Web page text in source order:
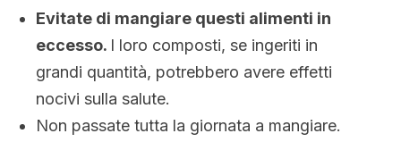
Evitate di mangiare questi alimenti in
eccesso. I loro composti, se ingeriti in
grandi quantità, potrebbero avere effetti
nocivi sulla salute.
Non passate tutta la giornata a mangiare.